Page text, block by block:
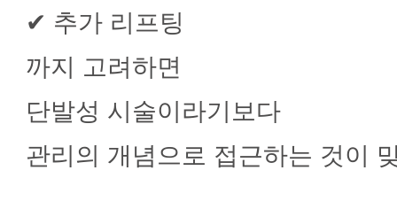
✔ 추가 리프팅
까지 고려하면
단발성 시술이라기보다
관리의 개념으로 접근하는 것이